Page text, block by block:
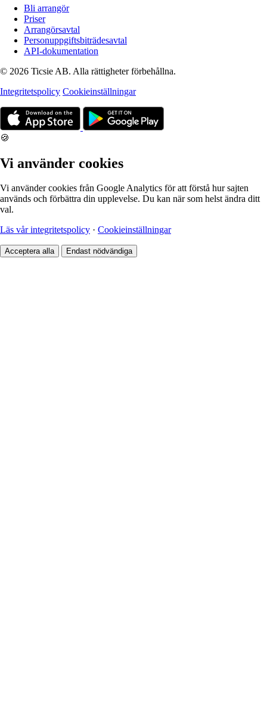
Bli arrangör
Priser
Arrangörsavtal
Personuppgiftsbiträdesavtal
API-dokumentation
© 2026 Ticsie AB. Alla rättigheter förbehållna.
Integritetspolicy Cookieinställningar
🍪
Vi använder cookies
Vi använder cookies från Google Analytics för att förstå hur sajten
används och förbättra din upplevelse. Du kan när som helst ändra ditt
val.
Läs vår integritetspolicy · Cookieinställningar
Acceptera alla Endast nödvändiga